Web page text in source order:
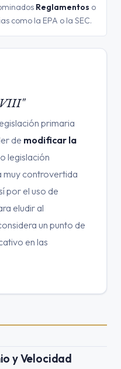
Reglamentos o
como la EPA o la SEC.
VIII"
primaria
de modificar la
legislación
muy controvertida
por el uso de
eludir al
un punto de
en las
y Velocidad